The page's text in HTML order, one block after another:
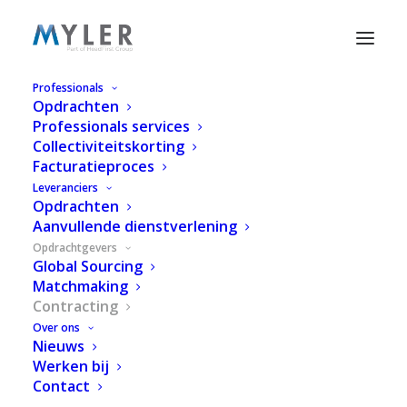
Professionals
Opdrachten
Professionals services
Collectiviteitskorting
Facturatieproces
Leveranciers
Opdrachten
Aanvullende dienstverlening
Opdrachtgevers
Global Sourcing
Matchmaking
Contracting
Over ons
Nieuws
Werken bij
Contact